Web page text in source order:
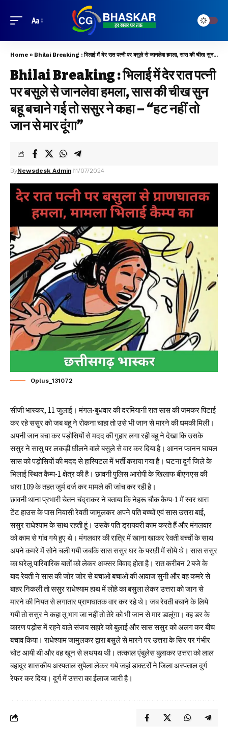
Aa
Home » Bhilai Breaking : भिलाई में देर रात पत्नी पर बसुले से जानलेवा हमला, सास की चीख सुन बहू बचाने गई तो ससुर ने कहा – “हट नहीं तो‌ जान से मार दूंगा”
Bhilai Breaking : भिलाई में देर रात पत्नी
पर बसुले से जानलेवा हमला, सास की चीख सुन
बहू बचाने गई तो ससुर ने कहा – “हट नहीं तो‌
जान से मार दूंगा”
ByNewsdesk Admin 11/07/2024
Oplus_131072
सीजी भास्कर, 11 जुलाई। मंगल-बुधवार की दरमियानी रात सास की जमकर पिटाई
कर रहे ससुर को जब बहू ने रोकना चाहा तो उसे भी जान से मारने की धमकी मिली।
अपनी जान बचा कर पड़ोसियों से मदद की गुहार लगा रही बहू ने देखा कि उसके
ससुर ने सासु पर लकड़ी छीलने वाले बसुले से वार कर दिया है। आनन फानन घायल
सास को पड़ोसियों की मदद से हास्पिटल में भर्ती कराया गया है। घटना दुर्ग जिले के
भिलाई स्थित कैम्प-1 क्षेत्र की है। छावनी पुलिस आरोपी के खिलाफ बीएनएस की
धारा 109 के तहत जुर्म दर्ज कर मामले की जांच कर रही है।
छावनी थाना प्रभारी चेतन चंद्राकर ने बताया कि नेहरू चौक कैम्प-1 में स्वर धारा
टेंट हाउस के पास निवासी रेवती जामुलकर अपने पति बच्चों एवं सास उत्तरा बाई,
ससुर राधेश्याम के साथ रहती हूं। उसके पति ड्रायवरी काम करते हैं और मंगलवार
को काम से गांव गये हुए थे। मंगलवार की रात्रि में खाना खाकर रेवती बच्चों के साथ
अपने कमरे में सोने चली गयी जबकि सास ससुर घर के परछी में सोये थे। सास ससुर
का घरेलू पारिवारिक बातों को लेकर अक्सर विवाद होता है। रात करीबन 2 बजे के
बाद रेवती ने सास की जोर जोर से बचाओ बचाओ की आवाज सुनी और वह कमरे से
बाहर निकली तो ससुर राधेश्याम हाथ में लोहे का बसुला लेकर उत्तरा को जान से
मारने की नियत से लगातार प्राणघातक वार कर रहे थे। जब रेवती बचाने के लिये
गयी तो ससुर ने कहा तू भाग जा नहीं तो तेरे को भी जान से मार डालूंगा। वह डर के
कारण पड़ोस में रहने वाले संजय सहारे को बुलाई और सास ससुर को अलग कर बीच
बचाव किया। राधेश्याम जामुलकर द्वारा बसुले से मारने पर उत्तरा के सिर पर गंभीर
चोट आयी थी और वह खून से लथपथ थी। तत्काल एंबुलेस बुलाकर उत्तरा को लाल
बहादुर शासकीय अस्पताल सुपेला लेकर गये जहां डाक्टरों ने जिला अस्पताल दुर्ग
रेफर कर दिया। दुर्ग में उत्तरा का ईलाज जारी है।